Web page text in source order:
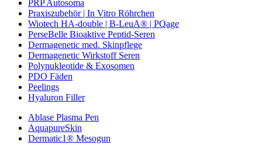
PRP Autosoma
Praxiszubehör | In Vitro Röhrchen
Wiotech HA-double | B-LeuA® | PQage
PerseBelle Bioaktive Peptid-Seren
Dermagenetic med. Skinpflege
Dermagenetic Wirkstoff Seren
Polynukleotide & Exosomen
PDO Fäden
Peelings
Hyaluron Filler
Ablase Plasma Pen
AquapureSkin
Dermatic1® Mesogun